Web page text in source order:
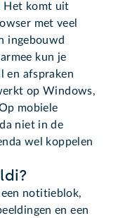
Het komt uit
met veel
ingebouwd
kun je
en afspraken
op Windows,
mobiele
niet in de
wel koppelen
notitieblok,
en een